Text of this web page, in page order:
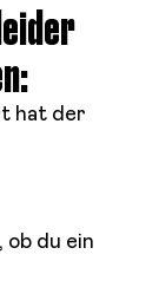
hat der
ob du ein